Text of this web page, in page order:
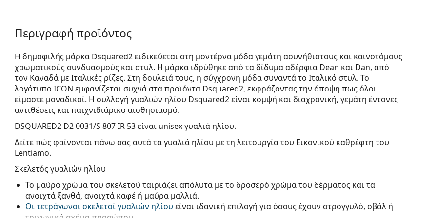
Περιγραφή προϊόντος
Η δημοφιλής μάρκα Dsquared2 ειδικεύεται στη μοντέρνα μόδα γεμάτη ασυνήθιστους και καινοτόμους
χρωματικούς συνδυασμούς και στυλ. Η μάρκα ιδρύθηκε από τα δίδυμα αδέρφια Dean και Dan, από
τον Καναδά με Ιταλικές ρίζες. Στη δουλειά τους, η σύγχρονη μόδα συναντά το Ιταλικό στυλ. Το
λογότυπο ICON εμφανίζεται συχνά στα προϊόντα Dsquared2, εκφράζοντας την άποψη πως όλοι
είμαστε μοναδικοί. Η συλλογή γυαλιών ηλίου Dsquared2 είναι κομψή και διαχρονική, γεμάτη έντονες
αντιθέσεις και παιχνιδιάρικο αισθησιασμό.
DSQUARED2 D2 0031/S 807 IR 53είναι unisex γυαλιά ηλίου.
Δείτε πώς φαίνονται πάνω σας αυτά τα γυαλιά ηλίου με τη λειτουργία του Εικονικού καθρέφτη του
Lentiamo.
Σκελετός γυαλιών ηλίου
Το μαύρο χρώμα του σκελετού ταιριάζει απόλυτα με το δροσερό χρώμα του δέρματος και τα
ανοιχτά ξανθά, ανοιχτά καφέ ή μαύρα μαλλιά.
Οι τετράγωνοι σκελετοί γυαλιών ηλίου είναι ιδανική επιλογή για όσους έχουν στρογγυλό, οβάλ ή